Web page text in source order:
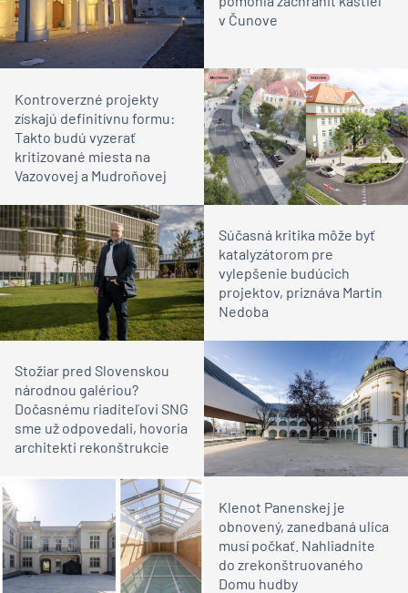
v Čunove
Kontroverzné projekty
získajú definitívnu formu:
Takto budú vyzerať
kritizované miesta na
Vazovovej a Mudroňovej
Súčasná kritika môže byť
katalyzátorom pre
vylepšenie budúcich
projektov, priznáva Martin
Nedoba
Stožiar pred Slovenskou
národnou galériou?
Dočasnému riaditeľovi SNG
sme už odpovedali, hovoria
architekti rekonštrukcie
Klenot Panenskej je
obnovený, zanedbaná ulica
musí počkať. Nahliadnite
do zrekonštruovaného
Domu hudby